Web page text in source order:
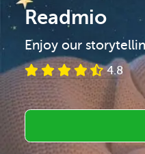
Readmio
Enjoy our
4.8